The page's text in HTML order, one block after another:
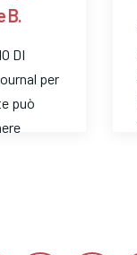
B.
DI
per
può